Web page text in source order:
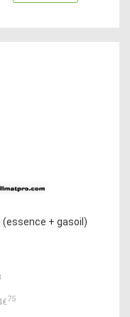
(essence + gasoil)
75